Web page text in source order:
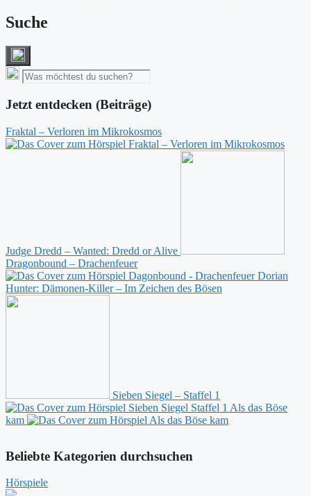
Suche
Jetzt entdecken (Beiträge)
Fraktal – Verloren im Mikrokosmos
Judge Dredd – Wanted: Dredd or Alive
Dragonbound – Drachenfeuer
Dorian
Hunter: Dämonen-Killer – Im Zeichen des Bösen
Sieben Siegel – Staffel 1
Als das Böse
kam
Beliebte Kategorien durchsuchen
Hörspiele